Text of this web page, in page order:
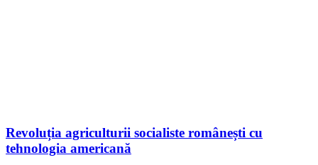
Revoluția agriculturii socialiste românești cu
tehnologia americană